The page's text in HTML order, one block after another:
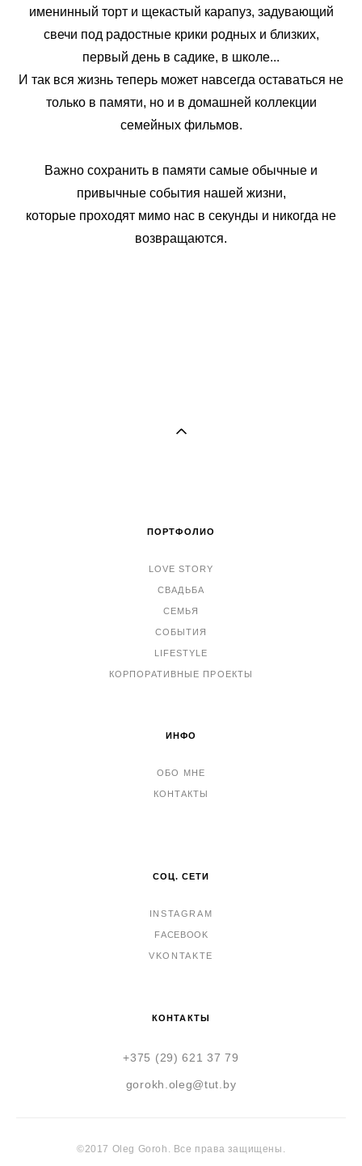
именинный торт и щекастый карапуз, задувающий
свечи под радостные крики родных и близких,
первый день в садике, в школе...
И так вся жизнь теперь может навсегда оставаться не
только в памяти, но и в домашней коллекции
семейных фильмов.
Важно сохранить в памяти самые обычные и
привычные события нашей жизни,
которые проходят мимо нас в секунды и никогда не
возвращаются.
ПОРТФОЛИО
LOVE STORY
СВАДЬБА
СЕМЬЯ
СОБЫТИЯ
LIFESTYLE
КОРПОРАТИВНЫЕ ПРОЕКТЫ
ИНФО
ОБО МНЕ
КОНТАКТЫ
СОЦ. СЕТИ
INSTAGRAM
FACEBOOK
VKONTAKTE
КОНТАКТЫ
+375 (29) 621 37 79
gorokh.oleg@tut.by
©2017 Oleg Goroh. Все права защищены.